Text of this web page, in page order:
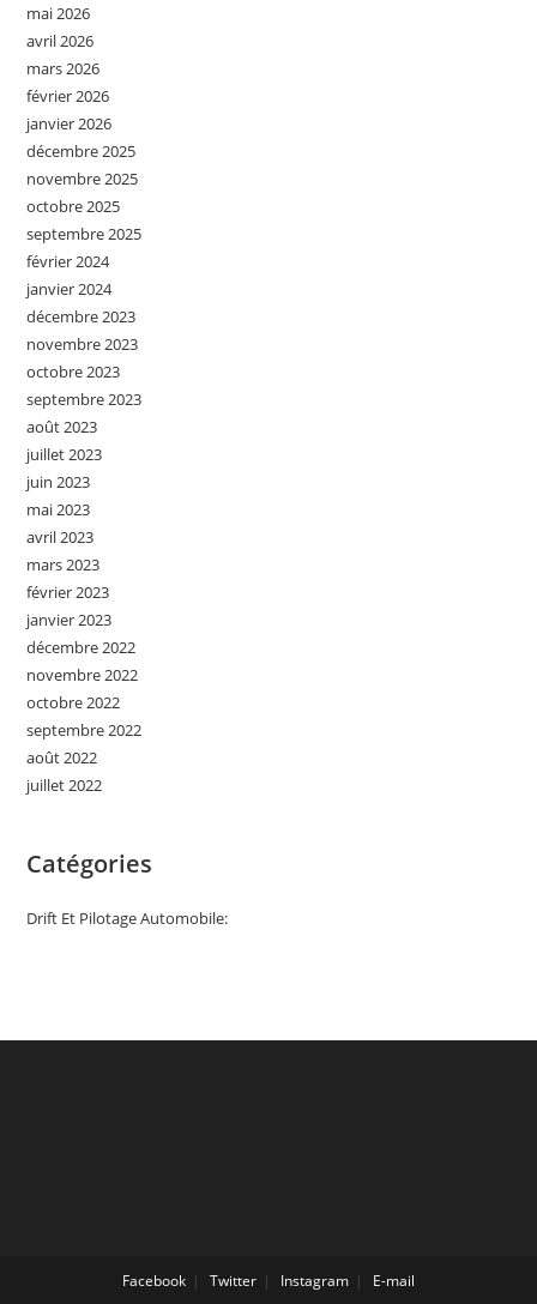
mai 2026
avril 2026
mars 2026
février 2026
janvier 2026
décembre 2025
novembre 2025
octobre 2025
septembre 2025
février 2024
janvier 2024
décembre 2023
novembre 2023
octobre 2023
septembre 2023
août 2023
juillet 2023
juin 2023
mai 2023
avril 2023
mars 2023
février 2023
janvier 2023
décembre 2022
novembre 2022
octobre 2022
septembre 2022
août 2022
juillet 2022
Catégories
Drift Et Pilotage Automobile:
Facebook Twitter Instagram E-mail